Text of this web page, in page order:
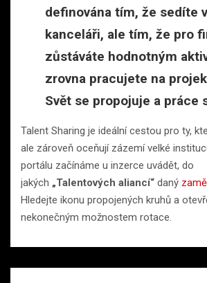
definována tím, že sedíte
kanceláři, ale tím, že pro
zůstáváte hodnotným
zrovna pracujete na
Svět se propojuje a práce
Talent Sharing je ideální cestou pro ty,
ale zároveň oceňují zázemí velké
portálu začínáme u inzerce uvádět, do
jakých „Talentových aliancí“ daný
Hledejte ikonu propojených kruhů a
nekonečným možnostem rotace.